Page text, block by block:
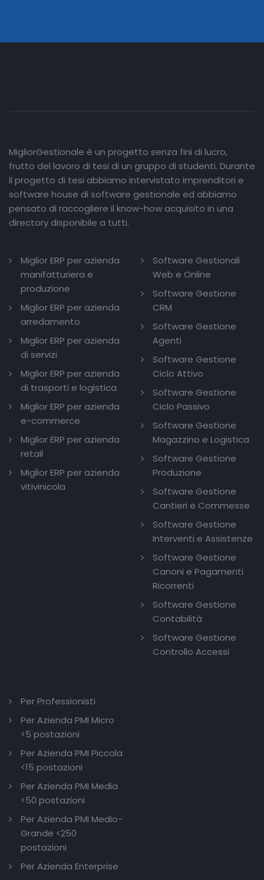
MigliorGestionale è un progetto senza fini di lucro,
frutto del lavoro di tesi di un gruppo di studenti. Durante
il progetto di tesi abbiamo intervistato imprenditori e
software house di software gestionale ed abbiamo
pensato di raccogliere il know-how acquisito in una
directory disponibile a tutti.
Miglior ERP per azienda
manifatturiera e
produzione
Miglior ERP per azienda
arredamento
Miglior ERP per azienda
di servizi
Miglior ERP per azienda
di trasporti e logistica
Miglior ERP per azienda
e-commerce
Miglior ERP per azienda
retail
Miglior ERP per azienda
vitivinicola
Software Gestionali
Web e Online
Software Gestione
CRM
Software Gestione
Agenti
Software Gestione
Ciclo Attivo
Software Gestione
Ciclo Passivo
Software Gestione
Magazzino e Logistica
Software Gestione
Produzione
Software Gestione
Cantieri e Commesse
Software Gestione
Interventi e Assistenze
Software Gestione
Canoni e Pagamenti
Ricorrenti
Software Gestione
Contabilità
Software Gestione
Controllo Accessi
Per Professionisti
Per Azienda PMI Micro
<5 postazioni
Per Azienda PMI Piccola
<15 postazioni
Per Azienda PMI Media
<50 postazioni
Per Azienda PMI Medio-
Grande <250
postazioni
Per Azienda Enterprise